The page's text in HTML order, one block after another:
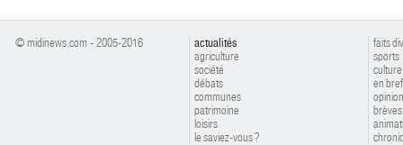
© midinews.com - 2005-2016
actualités
agriculture
société
débats
communes
patrimoine
loisirs
le saviez-vous ?
faits
sports
culture
en bref
brèves